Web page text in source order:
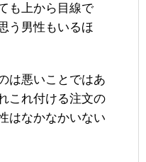
も上から目線で
う男性もいるほ
は悪いことではあ
これ付ける注文の
はなかなかいない